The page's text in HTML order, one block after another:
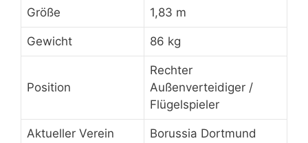
Größe 1,83 m
Gewicht 86 kg
Position
Rechter
Außenverteidiger /
Flügelspieler
Aktueller Verein Borussia Dortmund